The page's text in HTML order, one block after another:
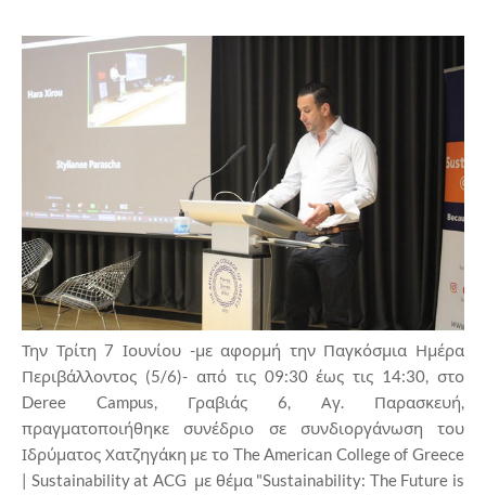
Την Τρίτη 7 Ιουνίου -με αφορμή την Παγκόσμια Ημέρα
Περιβάλλοντος (5/6)- από τις 09:30 έως τις 14:30, στο
Deree Campus, Γραβιάς 6, Αγ. Παρασκευή,
πραγματοποιήθηκε συνέδριο σε συνδιοργάνωση του
Ιδρύματος Χατζηγάκη με το The American College of Greece
| Sustainability at ACG με θέμα "Sustainability: The Future is